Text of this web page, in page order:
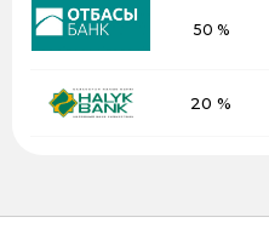
50 %
20 %